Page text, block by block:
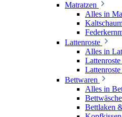
Matratzen
Alles in
Lattenroste
Alles in
Lattenroste
Bettwaren
Alles in
Bettwäsche
Bettlaken